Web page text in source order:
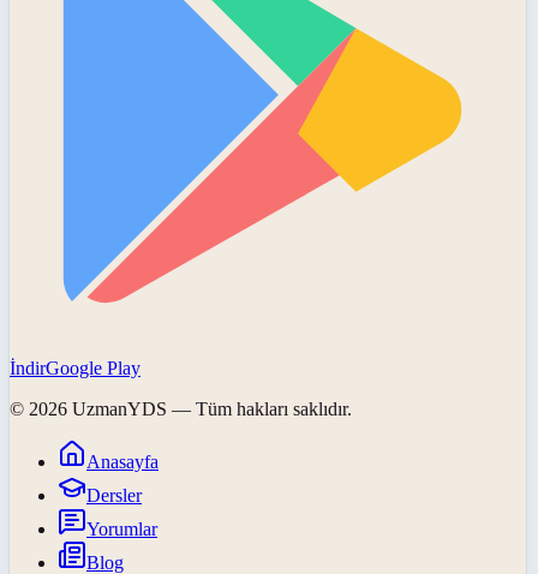
İndirGoogle Play
© 2026 UzmanYDS — Tüm hakları saklıdır.
Anasayfa
Dersler
Yorumlar
Blog